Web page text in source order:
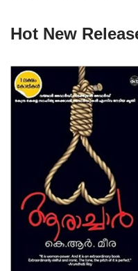
Hot New